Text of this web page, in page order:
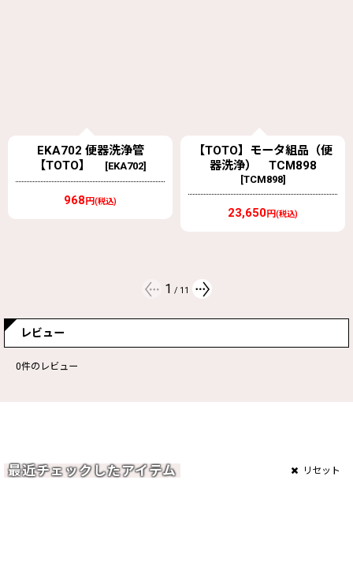
【TOTO】モータ組品（便
器洗浄） TCM898
[TCM898]
TCM4473R モータ組品（便
器洗浄）【TOTO】
TCM4473R
10,005円(税込)
2 / 11
レビュー
0件のレビュー
最近チェックしたアイテム リセット